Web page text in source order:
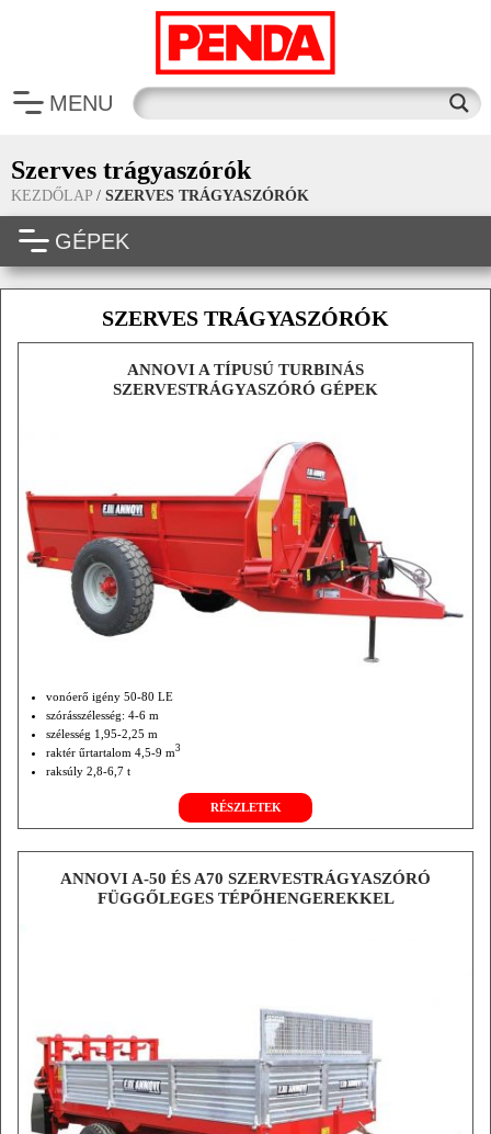
MENU
Szerves trágyaszórók
KEZDŐLAP / SZERVES TRÁGYASZÓRÓK
GÉPEK
SZERVES TRÁGYASZÓRÓK
ANNOVI A TÍPUSÚ TURBINÁS
SZERVESTRÁGYASZÓRÓ GÉPEK
vonóerő igény 50-80 LE
szórásszélesség: 4-6 m
szélesség 1,95-2,25 m
raktér űrtartalom 4,5-9 m3
raksúly 2,8-6,7 t
turbina átmérő 140-155 cm
RÉSZLETEK
ANNOVI A-50 ÉS A70 SZERVESTRÁGYASZÓRÓ
FÜGGŐLEGES TÉPŐHENGEREKKEL